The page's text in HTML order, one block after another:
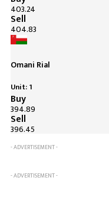
403.24
Sell
404.83
Omani Rial
Unit: 1
Buy
394.89
Sell
396.45
- ADVERTISEMENT -
- ADVERTISEMENT -